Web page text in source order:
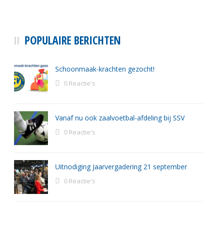
POPULAIRE BERICHTEN
Schoonmaak-krachten gezocht!
0 Reactie's
Vanaf nu ook zaalvoetbal-afdeling bij SSV
0 Reactie's
Uitnodiging Jaarvergadering 21 september
0 Reactie's